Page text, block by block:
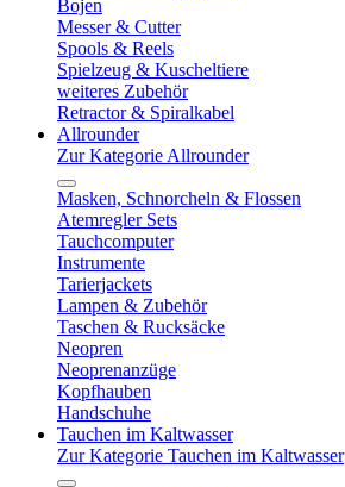
Bojen
Messer & Cutter
Spools & Reels
Spielzeug & Kuscheltiere
weiteres Zubehör
Retractor & Spiralkabel
Allrounder
Zur Kategorie Allrounder
Masken, Schnorcheln & Flossen
Atemregler Sets
Tauchcomputer
Instrumente
Tarierjackets
Lampen & Zubehör
Taschen & Rucksäcke
Neopren
Neoprenanzüge
Kopfhauben
Handschuhe
Tauchen im Kaltwasser
Zur Kategorie Tauchen im Kaltwasser